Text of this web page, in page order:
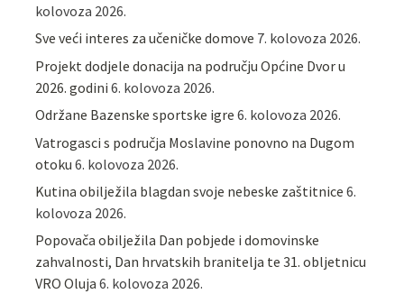
kolovoza 2026.
Sve veći interes za učeničke domove 7. kolovoza 2026.
Projekt dodjele donacija na području Općine Dvor u
2026. godini 6. kolovoza 2026.
Održane Bazenske sportske igre 6. kolovoza 2026.
Vatrogasci s područja Moslavine ponovno na Dugom
otoku 6. kolovoza 2026.
Kutina obilježila blagdan svoje nebeske zaštitnice 6.
kolovoza 2026.
Popovača obilježila Dan pobjede i domovinske
zahvalnosti, Dan hrvatskih branitelja te 31. obljetnicu
VRO Oluja 6. kolovoza 2026.